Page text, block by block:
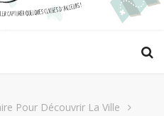
Pour Découvrir La Ville